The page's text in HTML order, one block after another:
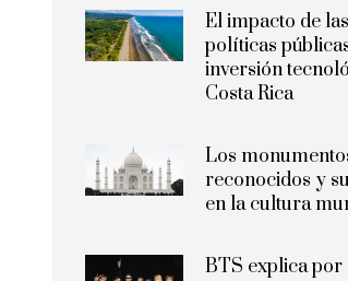
El impacto de las
políticas
inversión
Costa Rica
Los
reconocidos y
en la cultura
BTS explica por